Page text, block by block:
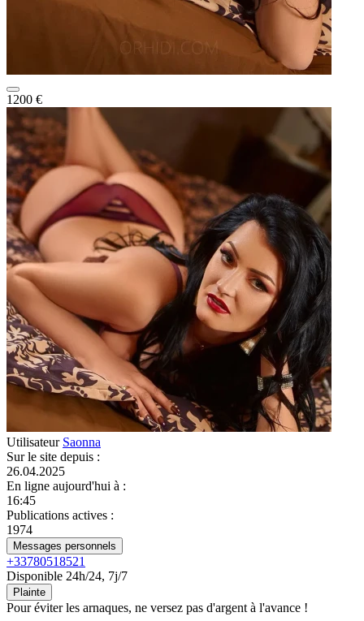
1200 €
Utilisateur Saonna
Sur le site depuis :
26.04.2025
En ligne aujourd'hui à :
16:45
Publications actives :
1974
Messages personnels
+33780518521
Disponible 24h/24, 7j/7
Plainte
Pour éviter les arnaques, ne versez pas d'argent à l'avance !